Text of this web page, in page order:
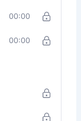
00:00
00:00